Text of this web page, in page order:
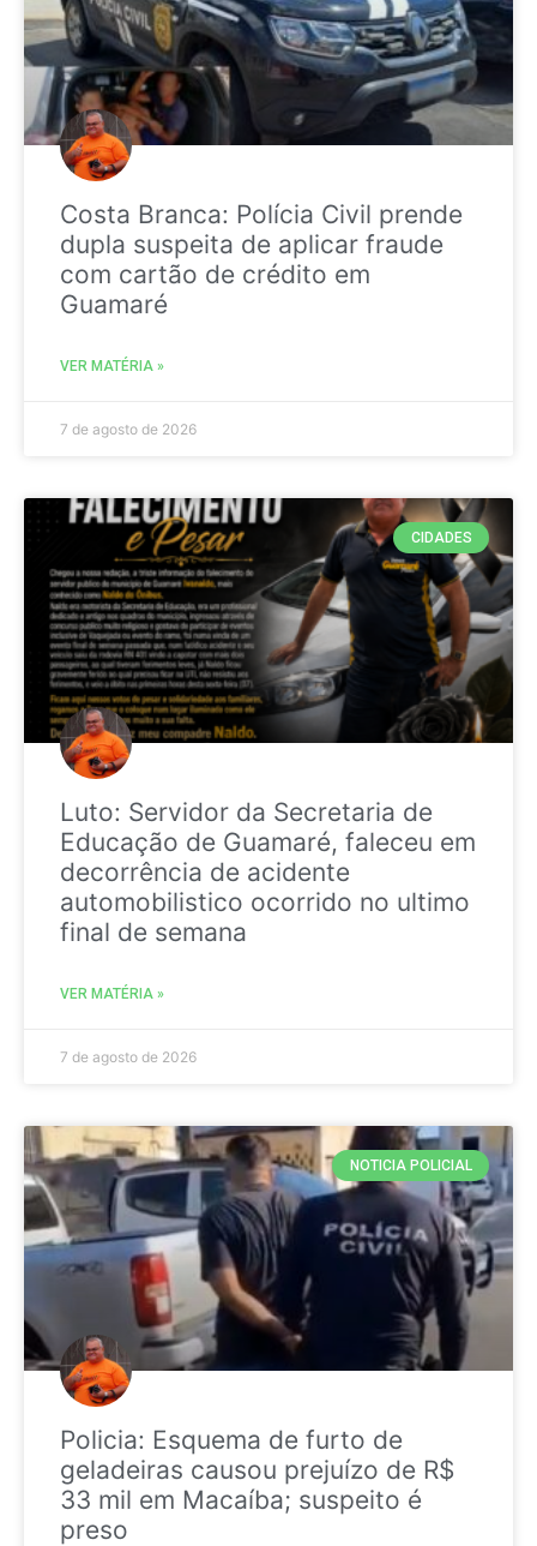
Costa Branca: Polícia Civil prende
dupla suspeita de aplicar fraude
com cartão de crédito em
Guamaré
VER MATÉRIA »
7 de agosto de 2026
CIDADES
Luto: Servidor da Secretaria de
Educação de Guamaré, faleceu em
decorrência de acidente
automobilistico ocorrido no ultimo
final de semana
VER MATÉRIA »
7 de agosto de 2026
NOTICIA POLICIAL
Policia: Esquema de furto de
geladeiras causou prejuízo de R$
33 mil em Macaíba; suspeito é
preso